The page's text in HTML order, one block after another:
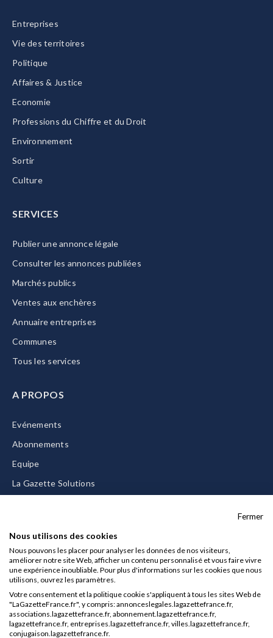
Entreprises
Vie des territoires
Politique
Affaires & Justice
Economie
Professions du Chiffre et du Droit
Environnement
Sortir
Culture
SERVICES
Publier une annonce légale
Consulter les annonces publiées
Marchés publics
Ventes aux enchères
Annuaire entreprises
Communes
Tous les services
A PROPOS
Evénements
Abonnements
Equipe
La Gazette Solutions
Mentions légales
CGU/CGV
Données personnelles
Charte sur les cookies
Fermer
Nous utilisons des cookies
Nous pouvons les placer pour analyser les données de nos visiteurs,
améliorer notre site Web, afficher un contenu personnalisé et vous faire vivre
une expérience inoubliable. Pour plus d'informations sur les cookies que nous
utilisons, ouvrez les paramètres.
Votre consentement et la politique cookie s'appliquent à tous les sites Web de
"LaGazetteFrance.fr", y compris: annonceslegales.lagazettefrance.fr,
associations.lagazettefrance.fr, abonnement.lagazettefrance.fr,
lagazettefrance.fr, entreprises.lagazettefrance.fr, villes.lagazettefrance.fr,
conjugaison.lagazettefrance.fr.